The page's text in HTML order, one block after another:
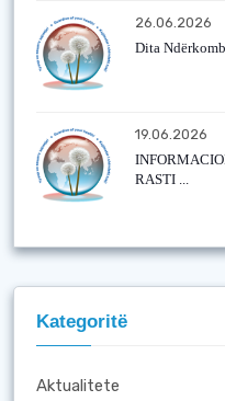
26.06.2026
Dita
19.06.2026
RASTI ...
Kategoritë
Aktualitete